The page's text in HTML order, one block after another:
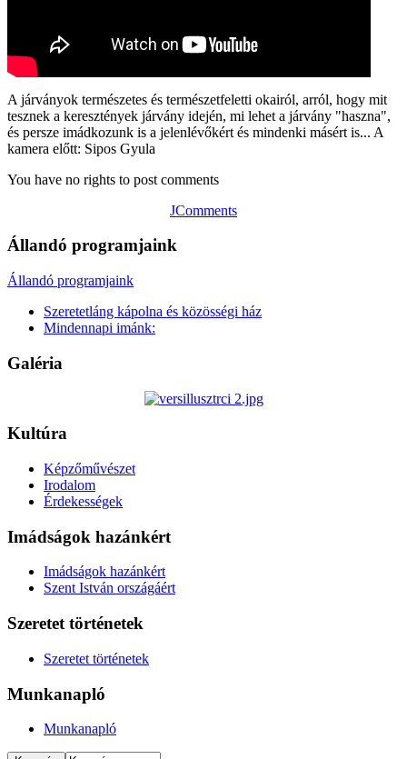
A járványok természetes és természetfeletti okairól, arról, hogy mit
tesznek a keresztények járvány idején, mi lehet a járvány "haszna",
és persze imádkozunk is a jelenlévőkért és mindenki másért is... A
kamera előtt: Sipos Gyula
You have no rights to post comments
JComments
Állandó programjaink
Állandó programjaink
Szeretetláng kápolna és közösségi ház
Mindennapi imánk:
Galéria
Kultúra
Képzőművészet
Irodalom
Érdekességek
Imádságok hazánkért
Imádságok hazánkért
Szent István országáért
Szeretet történetek
Szeretet történetek
Munkanapló
Munkanapló